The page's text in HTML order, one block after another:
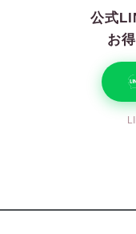
公式
お